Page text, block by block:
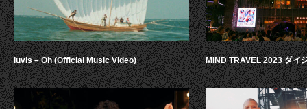
luvis – Oh (Official Music Video) MIND TRAVEL 2023 ダイ